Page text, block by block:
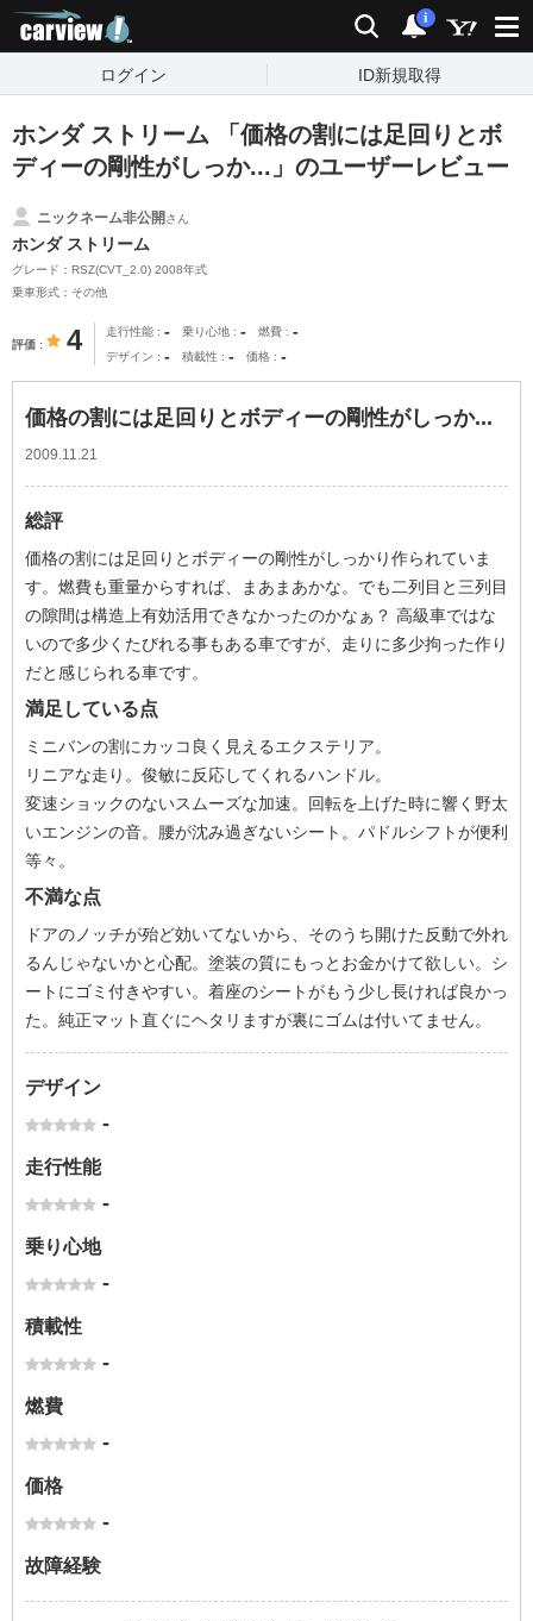
検索 通知
i
ログイン ID新規取得
ホンダ ストリーム 「価格の割には足回りとボ
ディーの剛性がしっか...」のユーザーレビュー
ニックネーム非公開さん
ホンダ ストリーム
グレード：RSZ(CVT_2.0) 2008年式
乗車形式：その他
評価 4 走行性能 - 乗り心地 - 燃費 -
デザイン - 積載性 - 価格 -
価格の割には足回りとボディーの剛性がしっか...
2009.11.21
総評
価格の割には足回りとボディーの剛性がしっかり作られていま
す。燃費も重量からすれば、まあまあかな。でも二列目と三列目
の隙間は構造上有効活用できなかったのかなぁ？ 高級車ではな
いので多少くたびれる事もある車ですが、走りに多少拘った作り
だと感じられる車です。
満足している点
ミニバンの割にカッコ良く見えるエクステリア。
リニアな走り。俊敏に反応してくれるハンドル。
変速ショックのないスムーズな加速。回転を上げた時に響く野太
いエンジンの音。腰が沈み過ぎないシート。パドルシフトが便利
等々。
不満な点
ドアのノッチが殆ど効いてないから、そのうち開けた反動で外れ
るんじゃないかと心配。塗装の質にもっとお金かけて欲しい。シ
ートにゴミ付きやすい。着座のシートがもう少し長ければ良かっ
た。純正マット直ぐにヘタリますが裏にゴムは付いてません。
デザイン
-
走行性能
-
乗り心地
-
積載性
-
燃費
-
価格
-
故障経験